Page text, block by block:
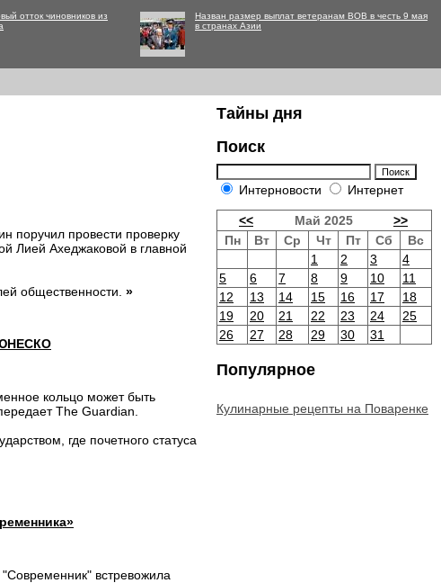
отток чиновников из
Назван размер выплат ветеранам ВОВ в честь 9 мая
в странах Азии
поручил провести проверку
Лией Ахеджаковой в главной
общественности. »
ЮНЕСКО
кольцо может быть
The Guardian.
где почетного статуса
"Современник" встревожила
Тайны дня
Поиск
Интерновости Интернет
<< Май 2025
>>
Пн
Вт Ср Чт Пт Сб
Вс
1
2 3
4
5
6 7 8 9 10
11
12
13 14 15 16 17
18
19
20 21 22 23 24
25
26
27 28 29 30 31
Популярное
Кулинарные рецепты на Поваренке